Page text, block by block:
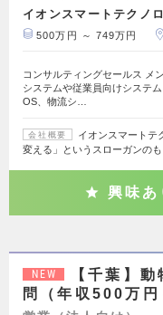
イオンスマートテクノ
500万円 ～ 749万円
コンサルティングセールス メ
システムや従業員向けシステ
OS、物流シ…
会社概要
イオンスマートテ
変える」というスローガンの
興味あ
NEW
【千葉】
問（年収500万円